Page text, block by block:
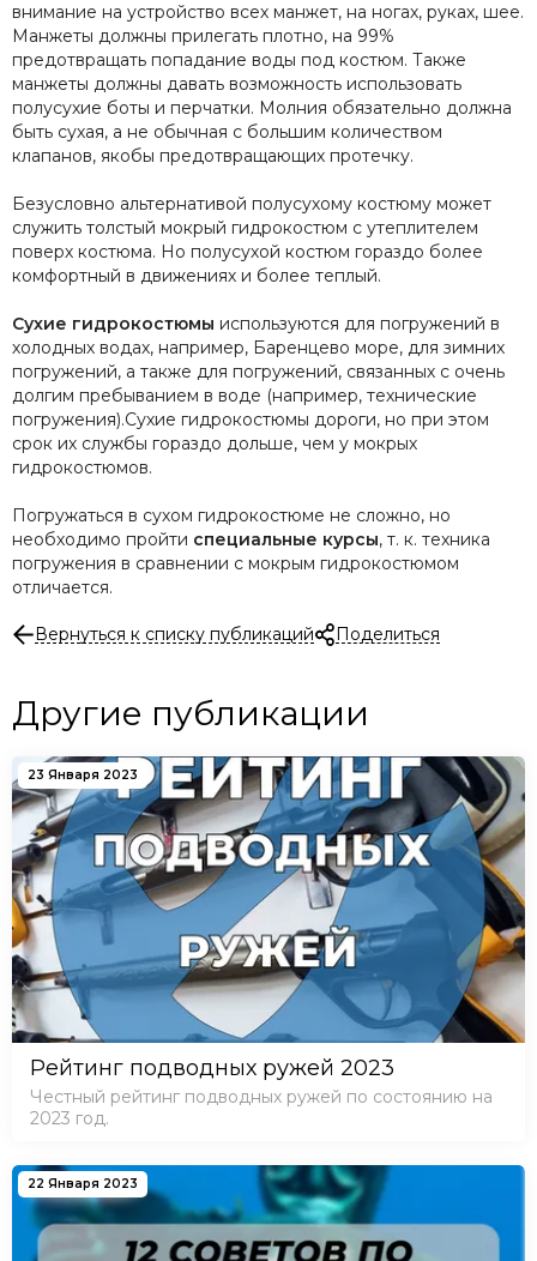
внимание на устройство всех манжет, на ногах, руках, шее.
Манжеты должны прилегать плотно, на 99%
предотвращать попадание воды под костюм. Также
манжеты должны давать возможность использовать
полусухие боты и перчатки. Молния обязательно должна
быть сухая, а не обычная с большим количеством
клапанов, якобы предотвращающих протечку.
Безусловно альтернативой полусухому костюму может
служить толстый мокрый гидрокостюм с утеплителем
поверх костюма. Но полусухой костюм гораздо более
комфортный в движениях и более теплый.
Сухие гидрокостюмы используются для погружений в
холодных водах, например, Баренцево море, для зимних
погружений, а также для погружений, связанных с очень
долгим пребыванием в воде (например, технические
погружения).Сухие гидрокостюмы дороги, но при этом
срок их службы гораздо дольше, чем у мокрых
гидрокостюмов.
Погружаться в сухом гидрокостюме не сложно, но
необходимо пройти специальные курсы, т. к. техника
погружения в сравнении с мокрым гидрокостюмом
отличается.
Вернуться к списку публикаций Поделиться
Другие публикации
23 Января 2023
Рейтинг подводных ружей 2023
Честный рейтинг подводных ружей по состоянию на
2023 год.
22 Января 2023